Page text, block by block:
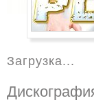
Загрузка...